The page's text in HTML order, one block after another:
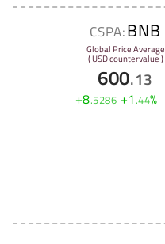
CSPA:BNB
Global Price Average
( USD countervalue )
600.13
+8.5286 +1.44%